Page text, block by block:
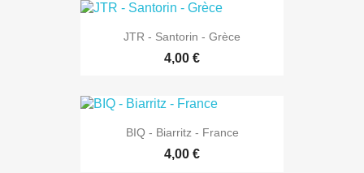
JTR - Santorin - Grèce
4,00 €
BIQ - Biarritz - France
4,00 €